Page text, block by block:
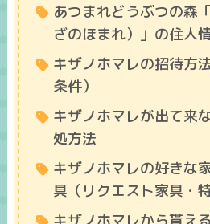
あつまれどうぶつの森
ざのほまれ）」の住人
キザノホマレの招待方
条件）
キザノホマレが出て来
処方法
キザノホマレの好きな
具（リクエスト家具・